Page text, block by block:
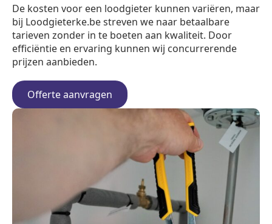
De kosten voor een loodgieter kunnen variëren, maar
bij Loodgieterke.be streven we naar betaalbare
tarieven zonder in te boeten aan kwaliteit. Door
efficiëntie en ervaring kunnen wij concurrerende
prijzen aanbieden.
Offerte aanvragen